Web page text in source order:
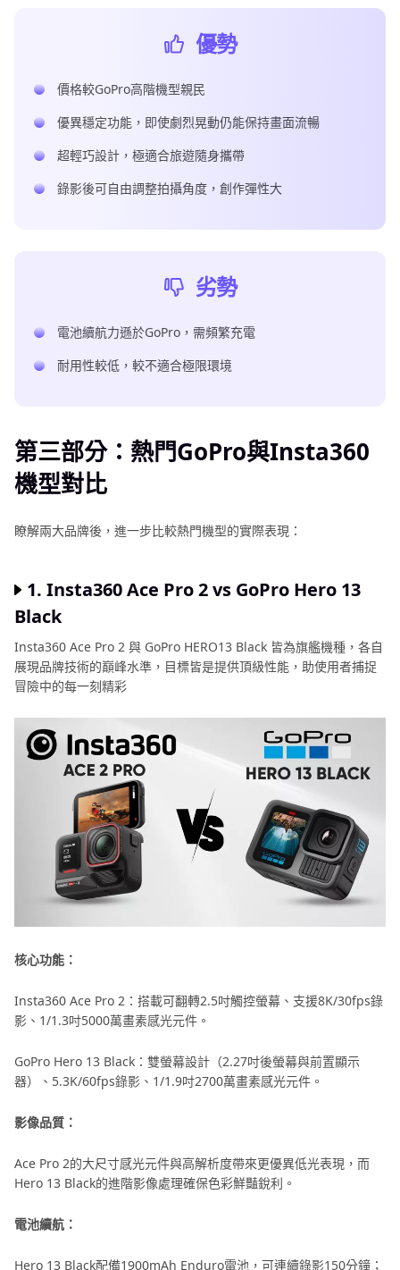
優勢
價格較GoPro高階機型親民
優異穩定功能，即使劇烈晃動仍能保持畫面流暢
超輕巧設計，極適合旅遊隨身攜帶
錄影後可自由調整拍攝角度，創作彈性大
劣勢
電池續航力遜於GoPro，需頻繁充電
耐用性較低，較不適合極限環境
第三部分：熱門GoPro與Insta360
機型對比
瞭解兩大品牌後，進一步比較熱門機型的實際表現：
1. Insta360 Ace Pro 2 vs GoPro Hero 13
Black
Insta360 Ace Pro 2 與 GoPro HERO13 Black 皆為旗艦機種，各自
展現品牌技術的巔峰水準，目標皆是提供頂級性能，助使用者捕捉
冒險中的每一刻精彩
核心功能：
Insta360 Ace Pro 2：搭載可翻轉2.5吋觸控螢幕、支援8K/30fps錄
影、1/1.3吋5000萬畫素感光元件。
GoPro Hero 13 Black：雙螢幕設計（2.27吋後螢幕與前置顯示
器）、5.3K/60fps錄影、1/1.9吋2700萬畫素感光元件。
影像品質：
Ace Pro 2的大尺寸感光元件與高解析度帶來更優異低光表現，而
Hero 13 Black的進階影像處理確保色彩鮮豔銳利。
電池續航：
Hero 13 Black配備1900mAh Enduro電池，可連續錄影150分鐘；